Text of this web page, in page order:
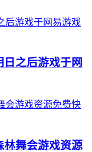
之后游戏于网
林舞会游戏资源